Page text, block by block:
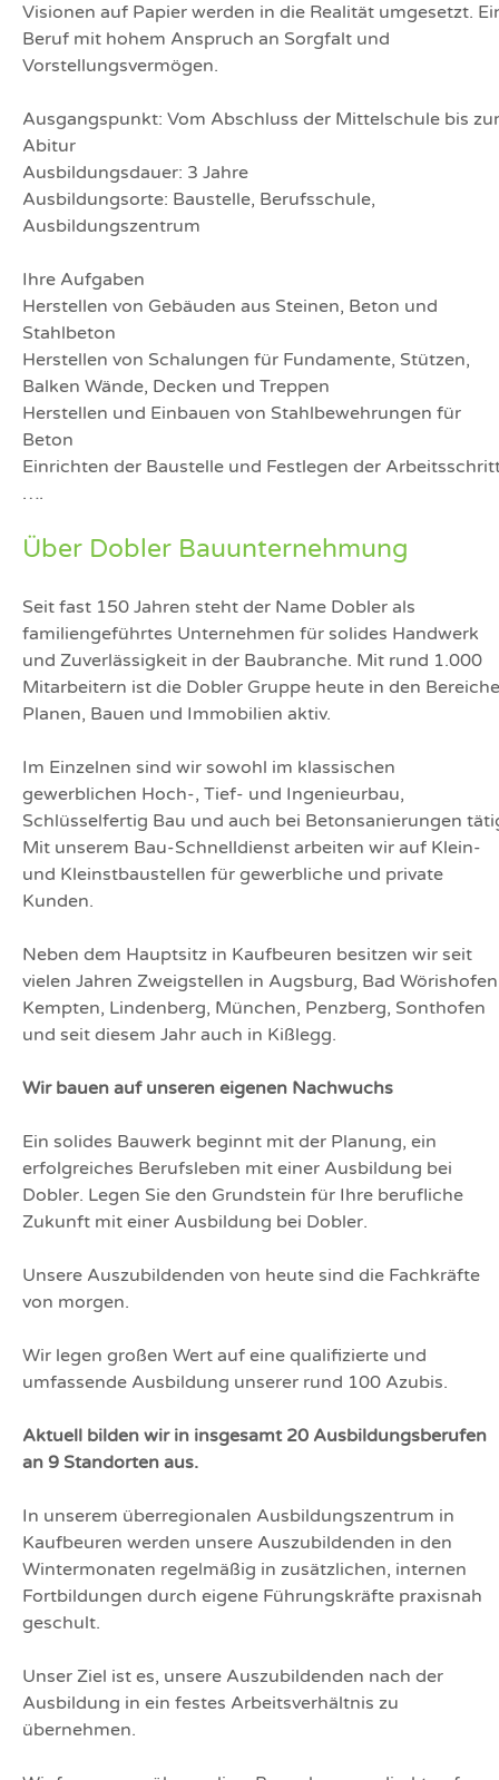
Visionen auf Papier werden in die Realität umgesetzt.
Beruf mit hohem Anspruch an Sorgfalt und
Vorstellungsvermögen.
Ausgangspunkt: Vom Abschluss der Mittelschule bis
Abitur
Ausbildungsdauer: 3 Jahre
Ausbildungsorte: Baustelle, Berufsschule,
Ausbildungszentrum
Ihre Aufgaben
Herstellen von Gebäuden aus Steinen, Beton und
Stahlbeton
Herstellen von Schalungen für Fundamente, Stützen,
Balken Wände, Decken und Treppen
Herstellen und Einbauen von Stahlbewehrungen für
Beton
Einrichten der Baustelle und Festlegen der
….
Über Dobler Bauunternehmung
Seit fast 150 Jahren steht der Name Dobler als
familiengeführtes Unternehmen für solides Handwerk
und Zuverlässigkeit in der Baubranche. Mit rund 1.000
Mitarbeitern ist die Dobler Gruppe heute in den
Planen, Bauen und Immobilien aktiv.
Im Einzelnen sind wir sowohl im klassischen
gewerblichen Hoch-, Tief- und Ingenieurbau,
Schlüsselfertig Bau und auch bei Betonsanierungen
Mit unserem Bau-Schnelldienst arbeiten wir auf Klein-
und Kleinstbaustellen für gewerbliche und private
Kunden.
Neben dem Hauptsitz in Kaufbeuren besitzen wir seit
vielen Jahren Zweigstellen in Augsburg, Bad
Kempten, Lindenberg, München, Penzberg, Sonthofen
und seit diesem Jahr auch in Kißlegg.
Wir bauen auf unseren eigenen Nachwuchs
Ein solides Bauwerk beginnt mit der Planung, ein
erfolgreiches Berufsleben mit einer Ausbildung bei
Dobler. Legen Sie den Grundstein für Ihre berufliche
Zukunft mit einer Ausbildung bei Dobler.
Unsere Auszubildenden von heute sind die Fachkräfte
von morgen.
Wir legen großen Wert auf eine qualifizierte und
umfassende Ausbildung unserer rund 100 Azubis.
Aktuell bilden wir in insgesamt 20 Ausbildungsberufen
an 9 Standorten aus.
In unserem überregionalen Ausbildungszentrum in
Kaufbeuren werden unsere Auszubildenden in den
Wintermonaten regelmäßig in zusätzlichen, internen
Fortbildungen durch eigene Führungskräfte praxisnah
geschult.
Unser Ziel ist es, unsere Auszubildenden nach der
Ausbildung in ein festes Arbeitsverhältnis zu
übernehmen.